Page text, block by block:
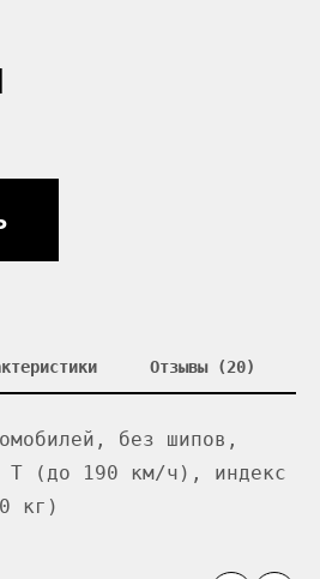
Отзывы (20)
без шипов,
T (до 190 км/ч), индекс
кг)